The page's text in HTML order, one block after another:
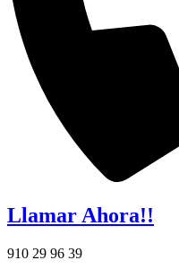
Llamar Ahora!!
910 29 96 39